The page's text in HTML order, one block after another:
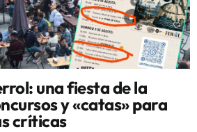
una fiesta de la
y «catas» para
críticas